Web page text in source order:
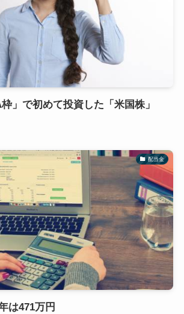
」で初めて投資した「米国株」
配当金
は471万円